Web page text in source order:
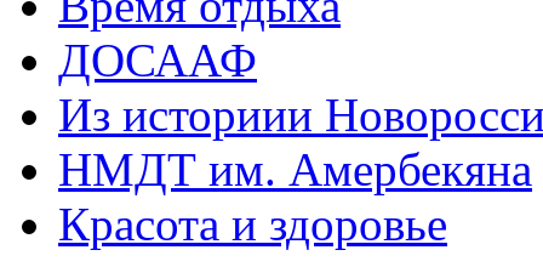
ДОСААФ
Из историии
НМДТ им. Амербекяна
Красота и здоровье